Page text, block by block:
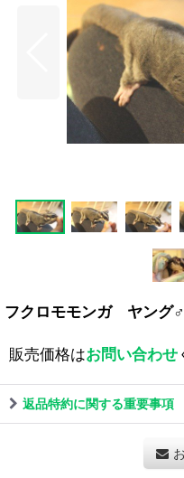
フクロモモンガ ヤング♂
販売価格はお問い合わせ
返品特約に関する重要事項